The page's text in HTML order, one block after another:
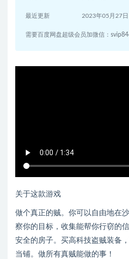
最近更新 2023年05月27日
需要百度网盘超级会员加微信：
关于这款游戏
做个真正的贼。你可以自由地在
察你的目标，收集能帮你行窃的
安全的房子。买高科技盗贼装备
当铺。做所有真贼能做的事！